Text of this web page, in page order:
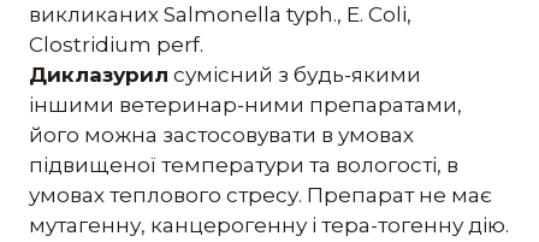
викликаних Salmonella typh., E. Coli,
Clostridium perf.
Диклазурил сумісний з будь-якими
іншими ветеринар-ними препаратами,
його можна застосовувати в умовах
підвищеної температури та вологості, в
умовах теплового стресу. Препарат не має
мутагенну, канцерогенну і тера-тогенну дію.